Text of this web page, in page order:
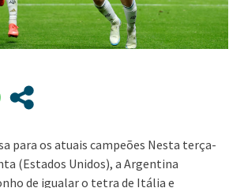
para os atuais campeões Nesta terça-
(Estados Unidos), a Argentina
de igualar o tetra de Itália e